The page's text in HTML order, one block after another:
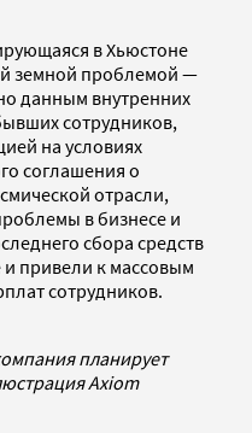
в Хьюстоне
земной проблемой —
данным внутренних
сотрудников,
на условиях
соглашения о
отрасли,
в бизнесе и
сбора средств
и привели к массовым
сотрудников.
планирует
Axiom